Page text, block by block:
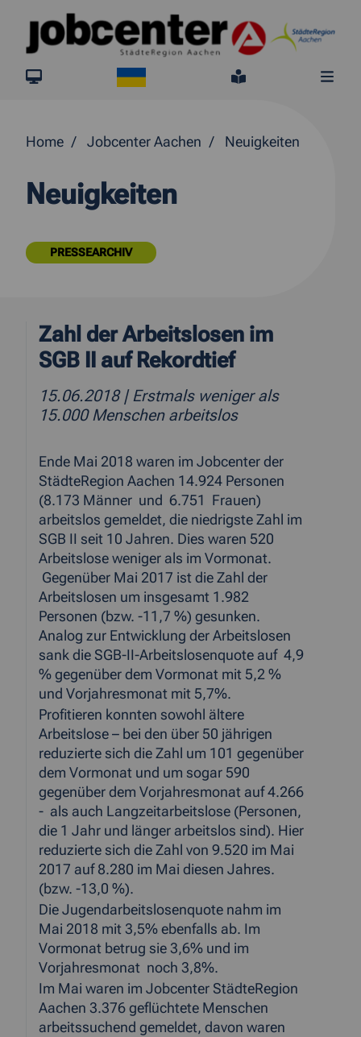
Springe direkt zum Inhalt
jobcenter.digital
Leichte
Home Jobcenter Aachen Neuigkeiten
Neuigkeiten
PRESSEARCHIV
Zahl der Arbeitslosen im
SGB II auf Rekordtief
15.06.2018 | Erstmals weniger als
15.000 Menschen arbeitslos
Ende Mai 2018 waren im Jobcenter der
StädteRegion Aachen 14.924 Personen
(8.173 Männer und 6.751 Frauen)
arbeitslos gemeldet, die niedrigste Zahl im
SGB II seit 10 Jahren. Dies waren 520
Arbeitslose weniger als im Vormonat.
Gegenüber Mai 2017 ist die Zahl der
Arbeitslosen um insgesamt 1.982
Personen (bzw. -11,7 %) gesunken.
Analog zur Entwicklung der Arbeitslosen
sank die SGB-II-Arbeitslosenquote auf 4,9
% gegenüber dem Vormonat mit 5,2 %
und Vorjahresmonat mit 5,7%.
Profitieren konnten sowohl ältere
Arbeitslose – bei den über 50 jährigen
reduzierte sich die Zahl um 101 gegenüber
dem Vormonat und um sogar 590
gegenüber dem Vorjahresmonat auf 4.266
- als auch Langzeitarbeitslose (Personen,
die 1 Jahr und länger arbeitslos sind). Hier
reduzierte sich die Zahl von 9.520 im Mai
2017 auf 8.280 im Mai diesen Jahres.
(bzw. -13,0 %).
Die Jugendarbeitslosenquote nahm im
Mai 2018 mit 3,5% ebenfalls ab. Im
Vormonat betrug sie 3,6% und im
Vorjahresmonat noch 3,8%.
Im Mai waren im Jobcenter StädteRegion
Aachen 3.376 geflüchtete Menschen
arbeitssuchend gemeldet, davon waren